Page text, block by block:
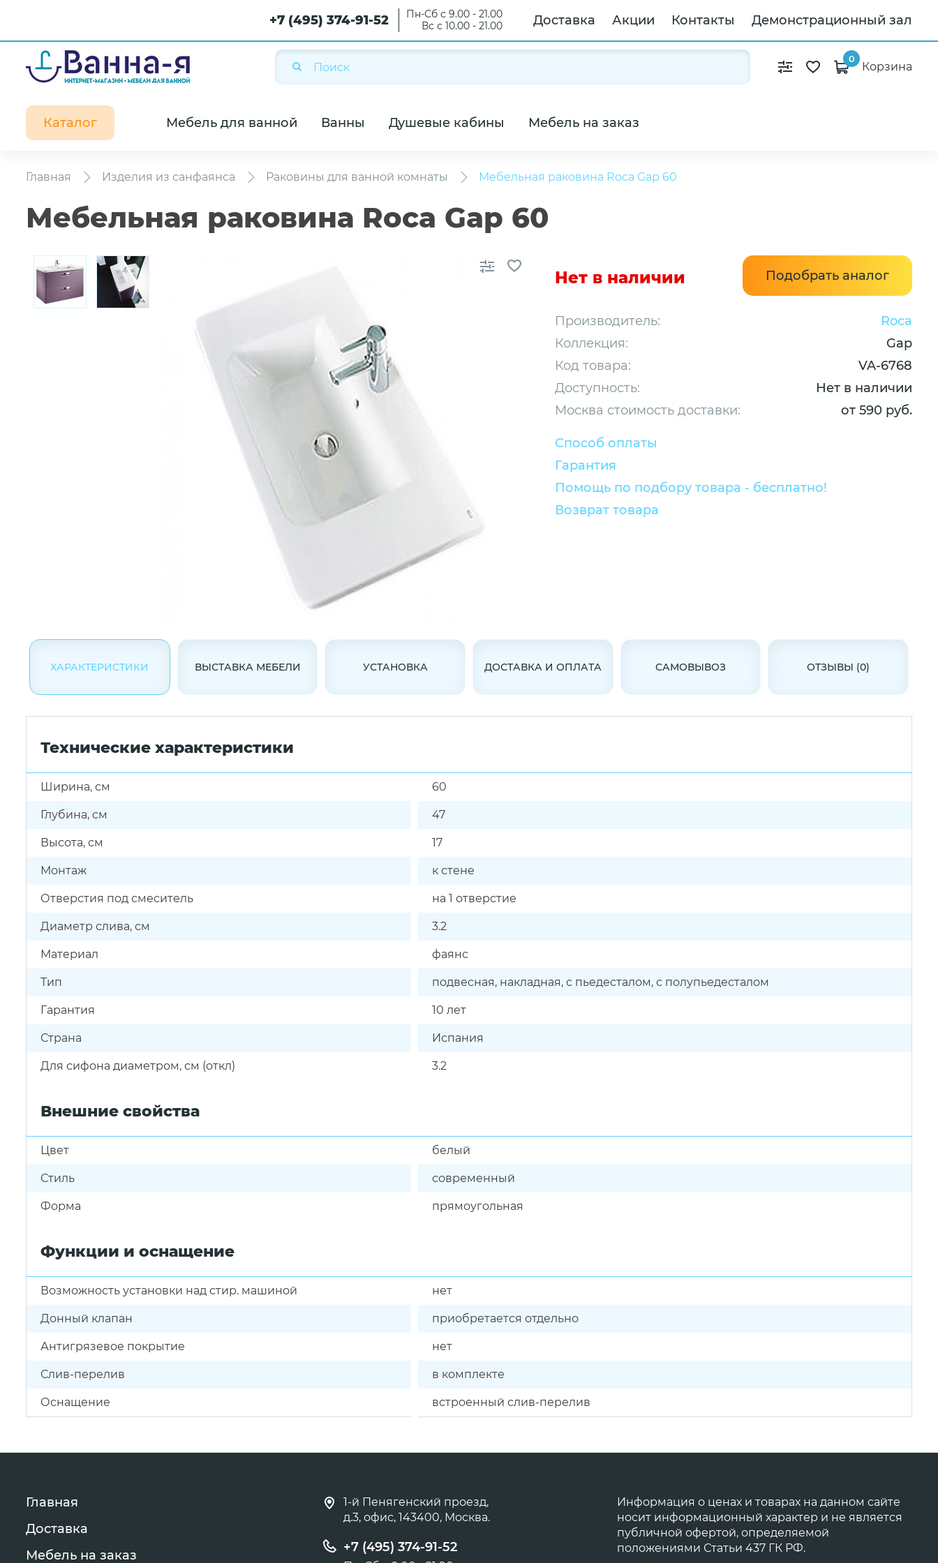
+7 (495) 374-91-52
Пн-Сб с 9.00 - 21.00
Вс с 10.00 - 21.00
Доставка Акции Контакты Демонстрационный зал
0
Корзина
Каталог Мебель для ванной Ванны Душевые кабины Мебель на заказ
Главная Изделия из санфаянса Раковины для ванной комнаты Мебельная раковина Roca Gap 60
Мебельная раковина Roca Gap 60
Нет в наличии Подобрать аналог
Производитель:
Roca
Коллекция:
Gap
Код товара:
VA-6768
Доступность:
Нет в наличии
Москва стоимость доставки:
от 590 руб.
Способ оплаты
Гарантия
Помощь по подбору товара - бесплатно!
Возврат товара
ХАРАКТЕРИСТИКИ ВЫСТАВКА МЕБЕЛИ УСТАНОВКА ДОСТАВКА И ОПЛАТА САМОВЫВОЗ ОТЗЫВЫ (0)
Технические характеристики
Ширина, см 60
Глубина, см 47
Высота, см 17
Монтаж к стене
Отверстия под смеситель на 1 отверстие
Диаметр слива, см 3.2
Материал фаянс
Тип подвесная, накладная, с пьедесталом, с полупьедесталом
Гарантия 10 лет
Страна Испания
Для сифона диаметром, см (откл) 3.2
Внешние свойства
Цвет белый
Стиль современный
Форма прямоугольная
Функции и оснащение
Возможность установки над стир. машиной нет
Донный клапан приобретается отдельно
Антигрязевое покрытие нет
Слив-перелив в комплекте
Оснащение встроенный слив-перелив
Главная
Доставка
Мебель на заказ
1-й Пенягенский проезд,
д.3, офис, 143400, Москва.
+7 (495) 374-91-52
Информация о ценах и товарах на данном сайте
носит информационный характер и не является
публичной офертой, определяемой
положениями Статьи 437 ГК РФ.